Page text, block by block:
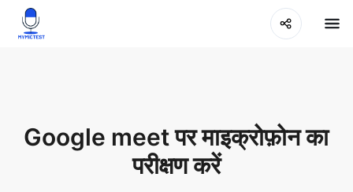
Google meet पर माइक्रोफ़ोन का
परीक्षण करें